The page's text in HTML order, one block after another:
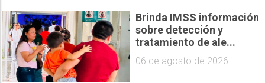
Brinda IMSS información
sobre detección y
tratamiento de ale...
06 de agosto de 2026